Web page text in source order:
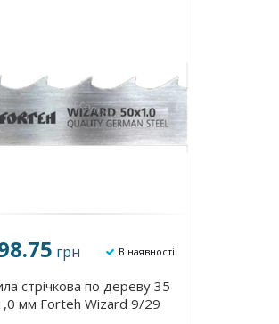
грн В наявності
стрічкова по дереву 35
мм Forteh Wizard 9/29